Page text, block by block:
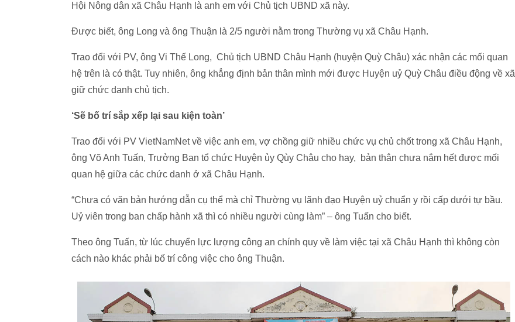
Hội Nông dân xã Châu Hạnh là anh em với Chủ tịch UBND xã này.
Được biết, ông Long và ông Thuận là 2/5 người nằm trong Thường vụ xã Châu Hạnh.
Trao đổi với PV, ông Vi Thế Long, Chủ tịch UBND Châu Hạnh (huyện Quỳ Châu) xác nhận các mối quan
hệ trên là có thật. Tuy nhiên, ông khẳng định bản thân mình mới được Huyện uỷ Quỳ Châu điều động về xã
giữ chức danh chủ tịch.
‘Sẽ bố trí sắp xếp lại sau kiện toàn’
Trao đổi với PV VietNamNet về việc anh em, vợ chồng giữ nhiều chức vụ chủ chốt trong xã Châu Hạnh,
ông Võ Anh Tuấn, Trưởng Ban tổ chức Huyện ủy Qùy Châu cho hay, bản thân chưa nắm hết được mối
quan hệ giữa các chức danh ở xã Châu Hạnh.
“Chưa có văn bản hướng dẫn cụ thể mà chỉ Thường vụ lãnh đạo Huyện uỷ chuẩn y rồi cấp dưới tự bầu.
Uỷ viên trong ban chấp hành xã thì có nhiều người cùng làm” – ông Tuấn cho biết.
Theo ông Tuấn, từ lúc chuyển lực lượng công an chính quy về làm việc tại xã Châu Hạnh thì không còn
cách nào khác phải bố trí công việc cho ông Thuận.